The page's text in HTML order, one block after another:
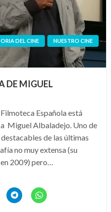
DEL CINE
NUESTRO CINE
DE MIGUEL
Española está
Miguel Albaladejo. Uno de
de las últimas
no muy extensa (su
2009) pero…